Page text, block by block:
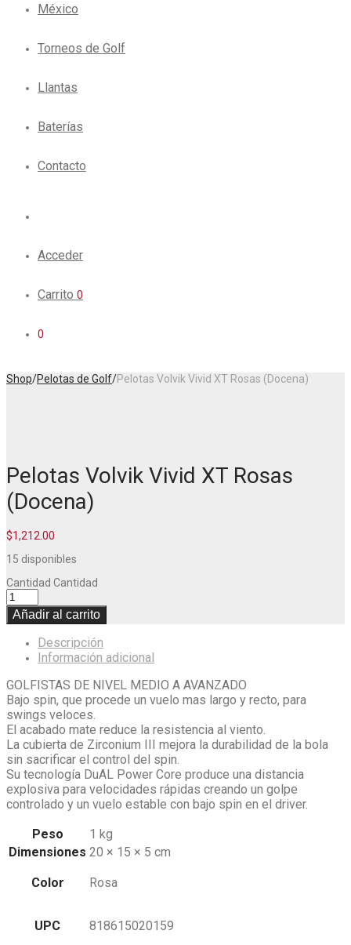
México
Torneos de Golf
Llantas
Baterías
Contacto
Acceder
Carrito 0
0
Shop/Pelotas de Golf/Pelotas Volvik Vivid XT Rosas (Docena)
Pelotas Volvik Vivid XT Rosas
(Docena)
$1,212.00
15 disponibles
Cantidad Cantidad
Añadir al carrito
Descripción
Información adicional
GOLFISTAS DE NIVEL MEDIO A AVANZADO
Bajo spin, que procede un vuelo mas largo y recto, para
swings veloces.
El acabado mate reduce la resistencia al viento.
La cubierta de Zirconium III mejora la durabilidad de la bola
sin sacrificar el control del spin.
Su tecnología DuAL Power Core produce una distancia
explosiva para velocidades rápidas creando un golpe
controlado y un vuelo estable con bajo spin en el driver.
Peso
1 kg
Dimensiones 20 × 15 × 5 cm
Color Rosa
UPC 818615020159